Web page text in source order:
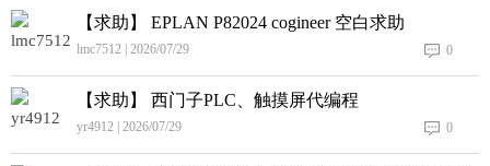
【求助】 EPLAN P82024 cogineer 空白求助
lmc7512 | 2026/07/29 0
【求助】 西门子PLC、触摸屏代编程
yr4912 | 2026/07/29 0